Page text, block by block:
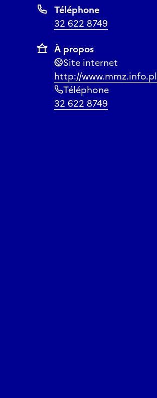
Téléphone
32 622 8749
À propos
Site internet
http://www.mmz.info.pl
Téléphone
32 622 8749